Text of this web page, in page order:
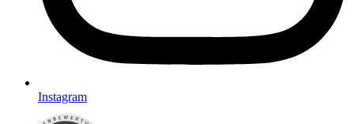
Instagram